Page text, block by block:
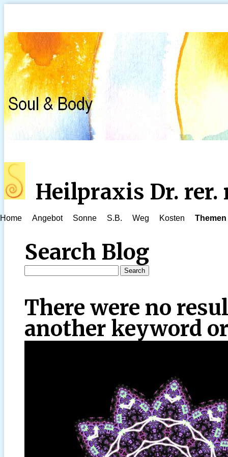
Heilpraxis Dr. rer.
Home Angebot Sonne S.B. Weg Kosten Themen
Search Blog
There were no
another keyword